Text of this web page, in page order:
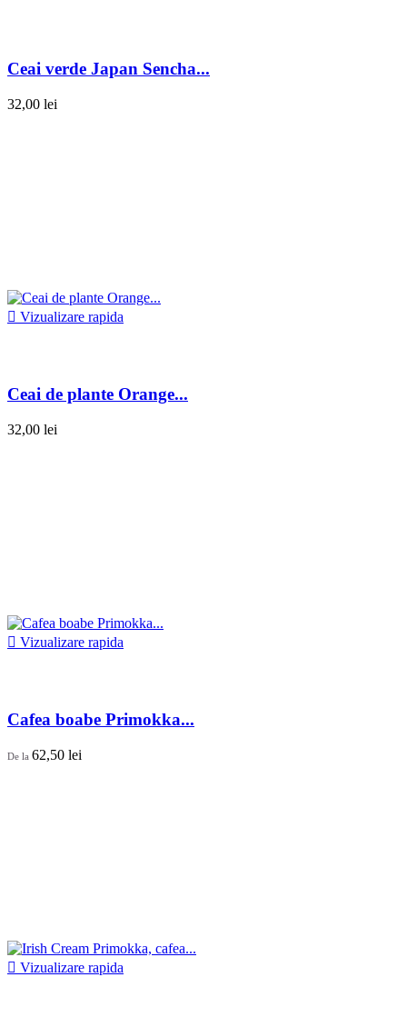
Ceai verde Japan Sencha...
32,00 lei
 Vizualizare rapida
Ceai de plante Orange...
32,00 lei
 Vizualizare rapida
Cafea boabe Primokka...
De la 62,50 lei
 Vizualizare rapida